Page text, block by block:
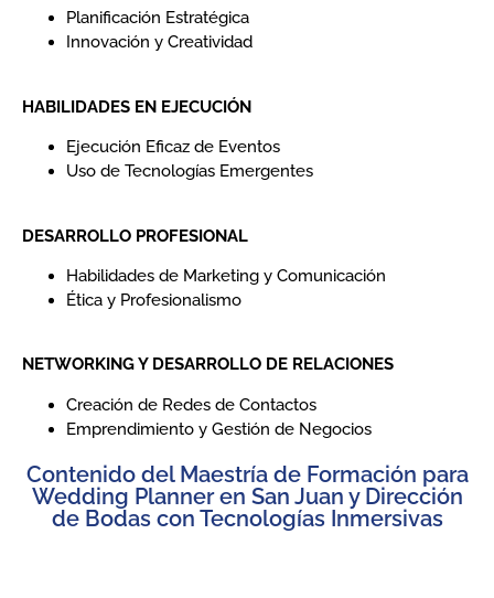
Planificación Estratégica
Innovación y Creatividad
HABILIDADES EN EJECUCIÓN
Ejecución Eficaz de Eventos
Uso de Tecnologías Emergentes
DESARROLLO PROFESIONAL
Habilidades de Marketing y Comunicación
Ética y Profesionalismo
NETWORKING Y DESARROLLO DE RELACIONES
Creación de Redes de Contactos
Emprendimiento y Gestión de Negocios
Contenido del Maestría de Formación para
Wedding Planner en San Juan y Dirección
de Bodas con Tecnologías Inmersivas